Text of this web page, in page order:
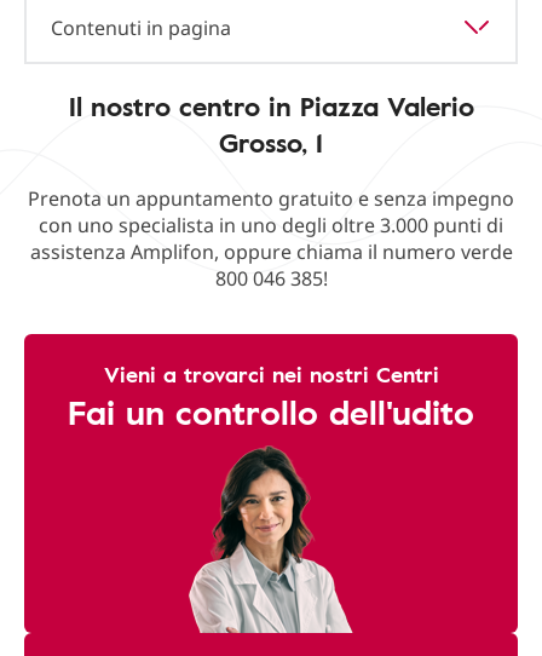
Contenuti in pagina
Il nostro centro in Piazza Valerio
Grosso, 1
Prenota un appuntamento gratuito e senza impegno
con uno specialista in uno degli oltre 3.000 punti di
assistenza Amplifon, oppure chiama il numero verde
800 046 385!
Vieni a trovarci nei nostri Centri
Fai un controllo dell'udito